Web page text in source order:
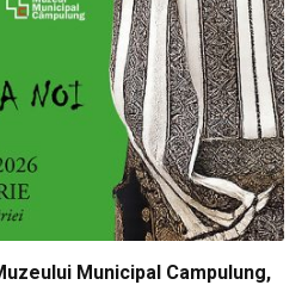
Municipal Campulung,